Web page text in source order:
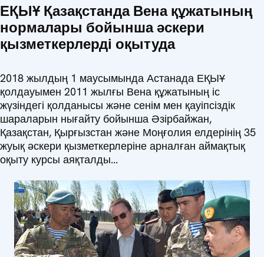
ЕҚЫҰ Қазақстанда Вена құжатының
нормалары бойынша әскери
қызметкерлерді оқытуда
2018 жылдың 1 маусымында Астанада ЕҚЫҰ
қолдауымен 2011 жылғы Вена құжатының іс
жүзіндегі қолданысы және сенім мен қауіпсіздік
шараларын нығайту бойынша Әзірбайжан,
Қазақстан, Қырғызстан және Моңғолия елдерінің 35
жуық әскери қызметкерлеріне арналған аймақтық
оқыту курсы аяқталды...